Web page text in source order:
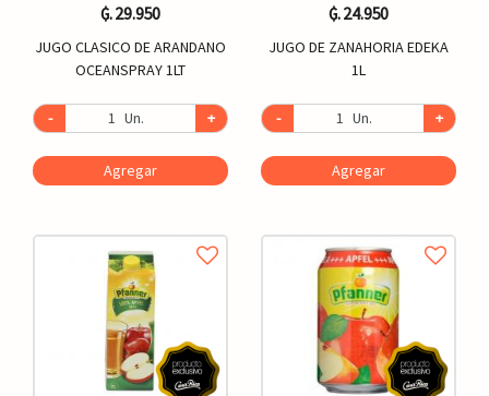
₲. 29.950
JUGO CLASICO DE ARANDANO
OCEANSPRAY 1LT
- Un. +
Agregar
₲. 24.950
JUGO DE ZANAHORIA EDEKA
1L
- Un. +
Agregar